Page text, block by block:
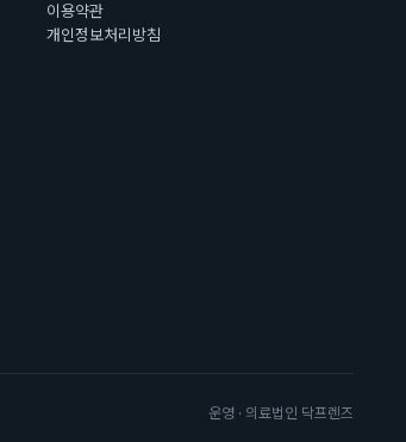
이용약관
개인정보처리방침
운영 · 의료법인 닥프렌즈